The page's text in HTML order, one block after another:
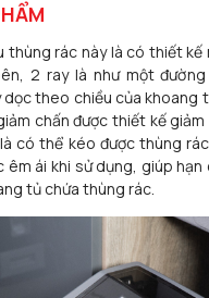
thùng rác này là có thiết kế
2 ray là như một
theo chiều của khoang
chấn được thiết kế
có thể kéo được thùng
ái khi sử dụng, giúp hạn
tủ chứa thùng rác.